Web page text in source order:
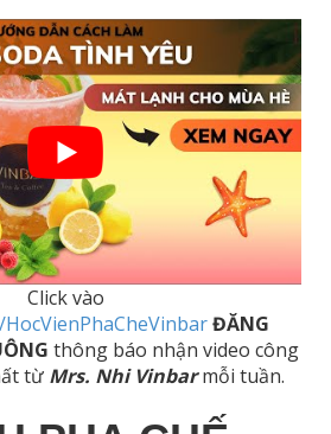
Click vào
ĐĂNG
thông báo nhận video công
từ Mrs. Nhi Vinbarmỗi tuần.